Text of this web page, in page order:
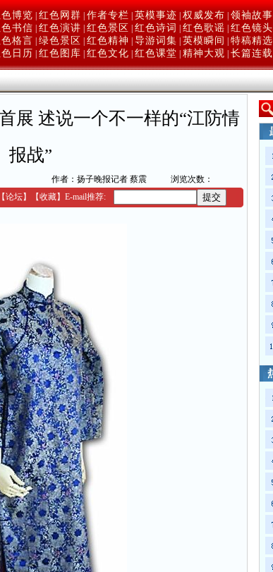
博览 红色网群 作者专栏 英模事迹 权威发布 领袖故事
书信 红色演讲 红色景区 红色诗词 红色歌谣 红色镜头
格言 绿色景区 红色精神 导游词集 英模瞬间 特稿精选
日历
红色图库 红色文化 红色课堂 精神大观 长篇连载
展 述说一个不一样的“江防情
报战”
作者：扬子晚报记者 蔡震
浏览次数：
论坛】 【收藏】 E-mail推荐: